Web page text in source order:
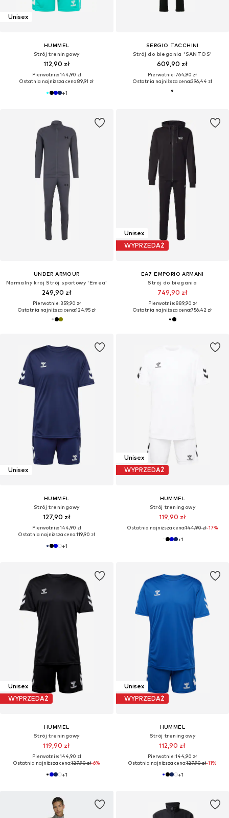
Unisex
HUMMEL
Strój treningowy
112,90 zł
Pierwotnie: 144,90 zł
Ostatnia najniższa cena:89,91 zł
+1
SERGIO TACCHINI
Strój do biegania 'SANTOS'
609,90 zł
Pierwotnie: 764,90 zł
Ostatnia najniższa cena:396,44 zł
UNDER ARMOUR
Normalny krój Strój sportowy 'Emea'
249,90 zł
Pierwotnie: 359,90 zł
Ostatnia najniższa cena:124,95 zł
Unisex
WYPRZEDAŻ
EA7 EMPORIO ARMANI
Strój do biegania
749,90 zł
Pierwotnie: 889,90 zł
Ostatnia najniższa cena:756,42 zł
Unisex
HUMMEL
Strój treningowy
127,90 zł
Pierwotnie: 144,90 zł
Ostatnia najniższa cena:119,90 zł
+1
Unisex
WYPRZEDAŻ
HUMMEL
Strój treningowy
119,90 zł
Ostatnia najniższa cena:144,90 zł-17%
+1
Unisex
WYPRZEDAŻ
HUMMEL
Strój treningowy
119,90 zł
Pierwotnie: 144,90 zł
Ostatnia najniższa cena:127,90 zł-6%
+1
Unisex
WYPRZEDAŻ
HUMMEL
Strój treningowy
112,90 zł
Pierwotnie: 144,90 zł
Ostatnia najniższa cena:127,90 zł-11%
+1